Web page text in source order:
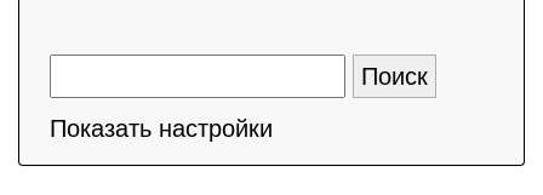
Показать настройки